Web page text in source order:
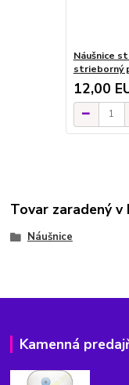
Náušnice
strieborný
12,00
Tovar zaradený v
Náušnice
Kamenná